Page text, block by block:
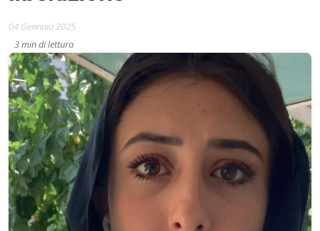
04 Gennaio 2025
3 min di lettura